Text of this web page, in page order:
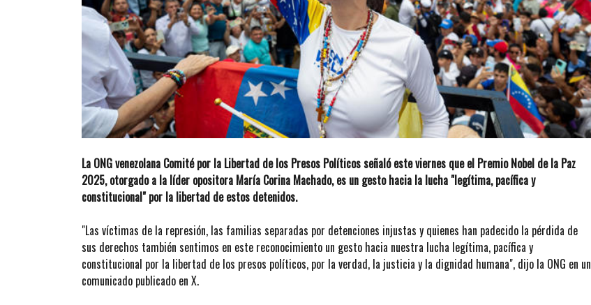
La ONG venezolana Comité por la Libertad de los Presos Políticos señaló este viernes que el Premio Nobel de la Paz
2025, otorgado a la líder opositora María Corina Machado, es un gesto hacia la lucha "legítima, pacífica y
constitucional" por la libertad de estos detenidos.
"Las víctimas de la represión, las familias separadas por detenciones injustas y quienes han padecido la pérdida de
sus derechos también sentimos en este reconocimiento un gesto hacia nuestra lucha legítima, pacífica y
constitucional por la libertad de los presos políticos, por la verdad, la justicia y la dignidad humana", dijo la ONG en un
comunicado publicado en X.